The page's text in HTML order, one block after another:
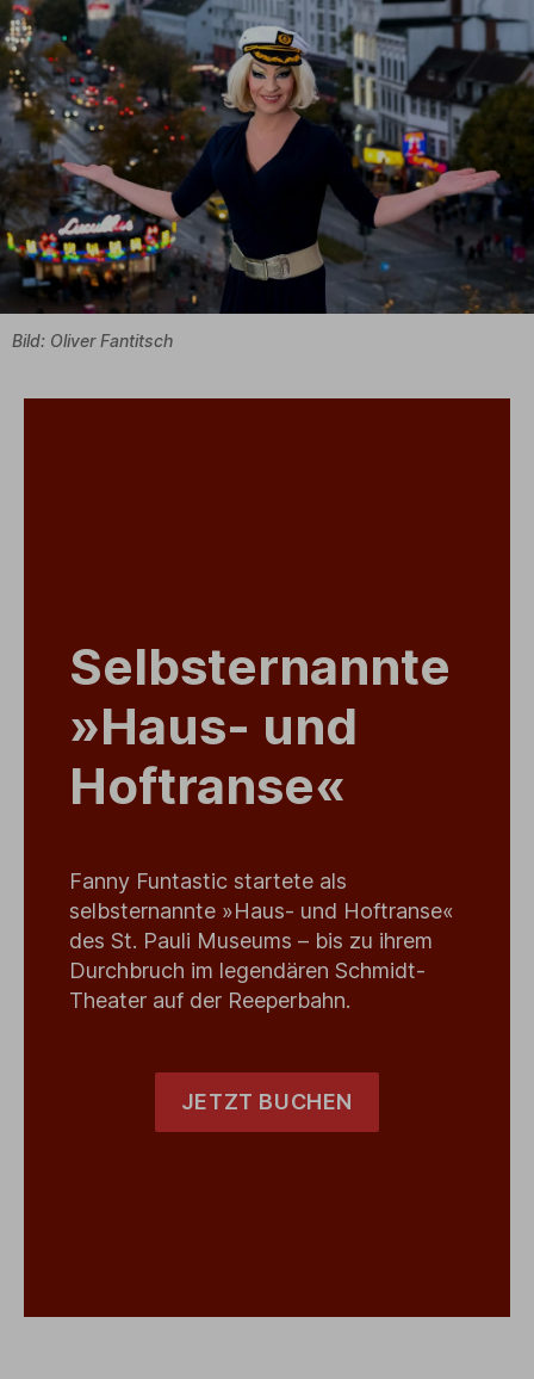
Bild: Oliver Fantitsch
Selbsternannte
»Haus- und
Hoftranse«
Fanny Funtastic startete als
selbsternannte »Haus- und Hoftranse«
des St. Pauli Museums – bis zu ihrem
Durchbruch im legendären Schmidt-
Theater auf der Reeperbahn.
JETZT BUCHEN